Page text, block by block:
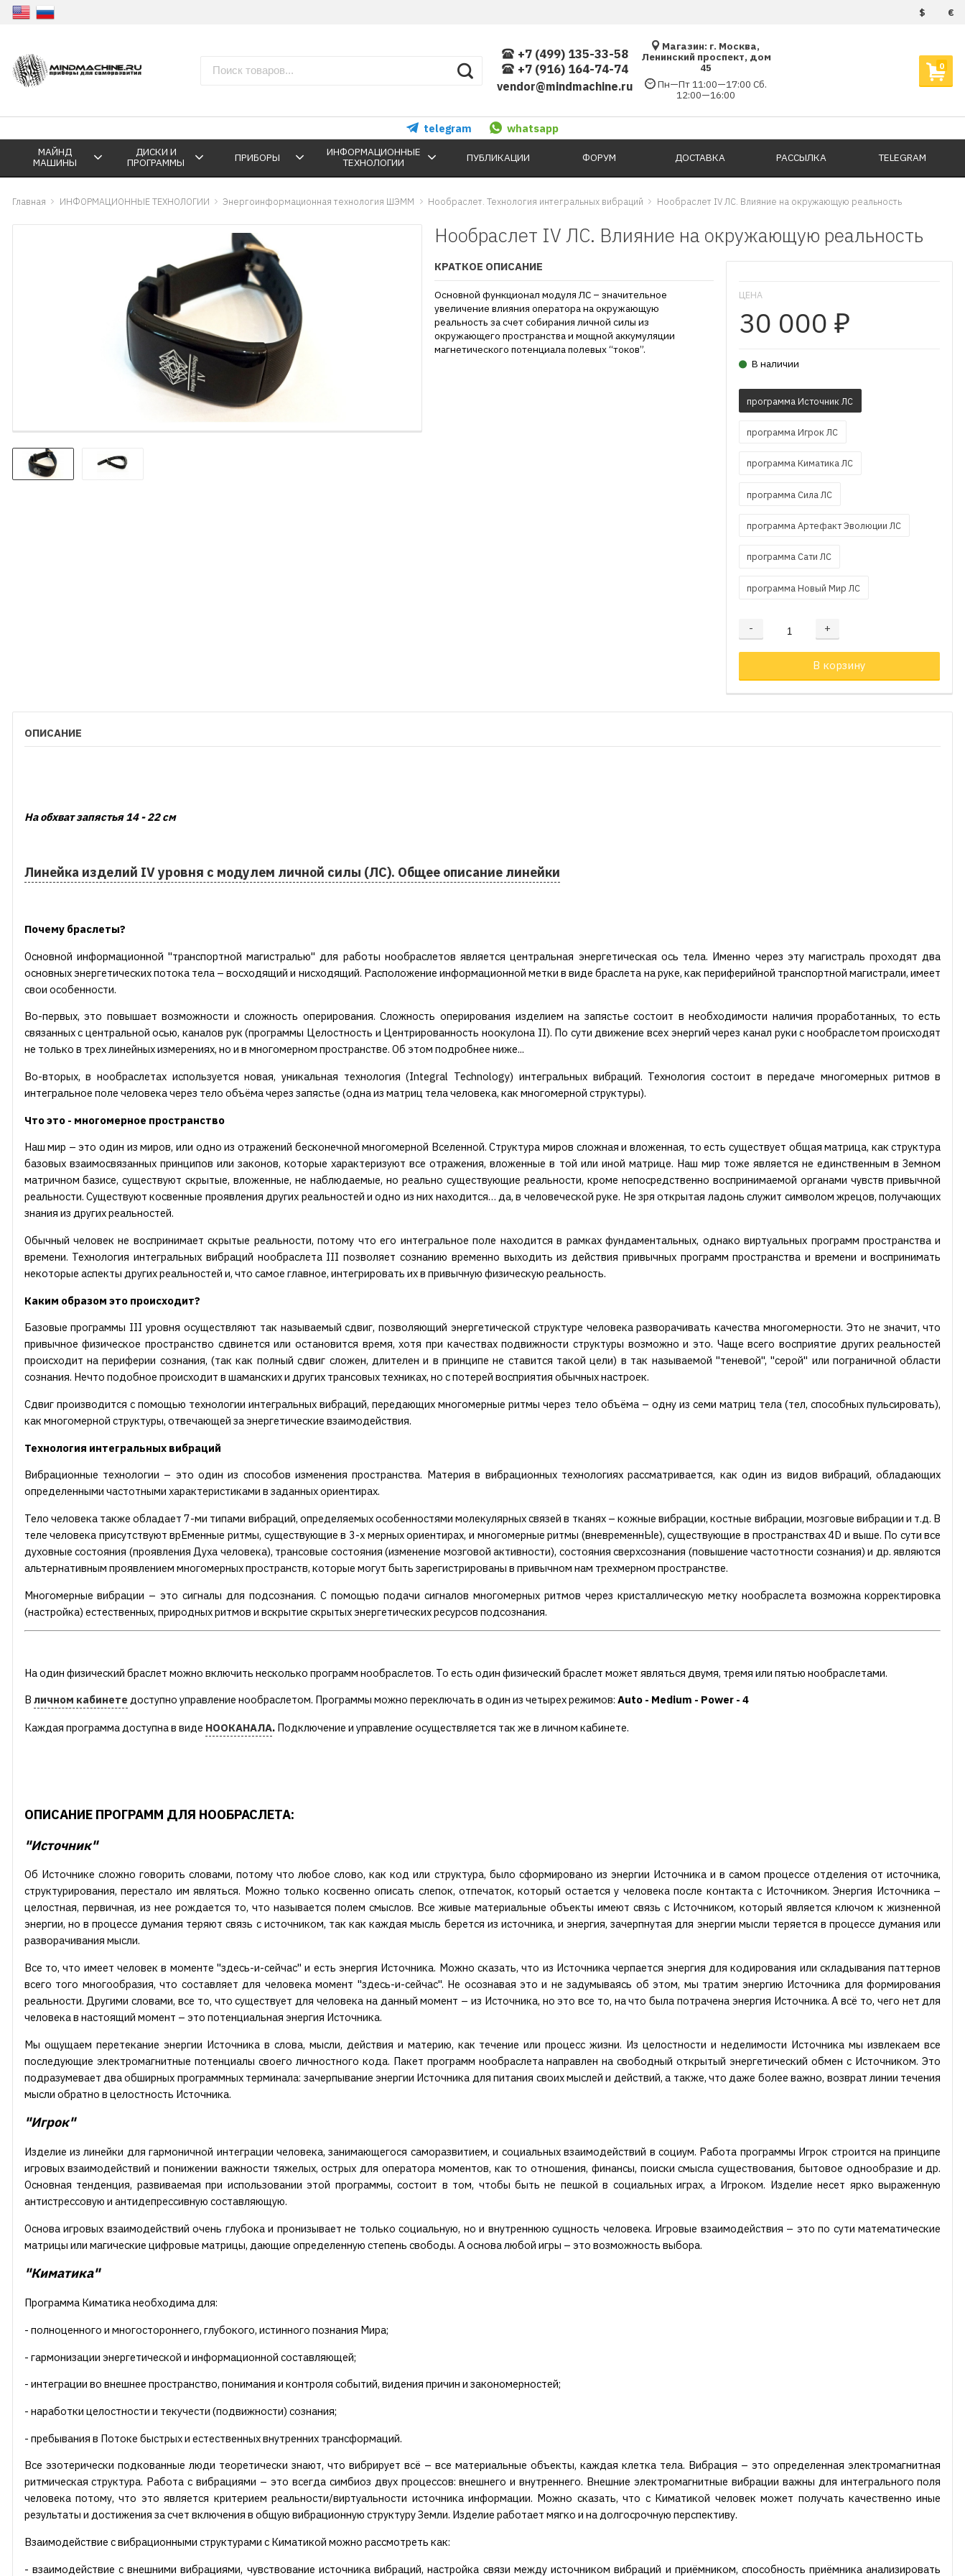
$ €
+7 (499) 135-33-58
+7 (916) 164-74-74
vendor@mindmachine.ru
Магазин: г. Москва,
Ленинский проспект, дом
45
Пн—Пт 11:00—17:00 Сб.
12:00—16:00
0
telegram whatsapp
МАЙНД
МАШИНЫ
ДИСКИ И
ПРОГРАММЫ
ПРИБОРЫ
ИНФОРМАЦИОННЫЕ
ТЕХНОЛОГИИ
ПУБЛИКАЦИИ ФОРУМ ДОСТАВКА РАССЫЛКА TELEGRAM
Главная ИНФОРМАЦИОННЫЕ ТЕХНОЛОГИИ Энергоинформационная технология ШЭММ Нообраслет. Технология интегральных вибраций Нообраслет IV ЛС. Влияние на окружающую реальность
Нообраслет IV ЛС. Влияние на окружающую реальность
ЦЕНА
30 000 ₽
В наличии
программа Источник ЛС
программа Игрок ЛС
программа Киматика ЛС
программа Сила ЛС
программа Артефакт Эволюции ЛС
программа Сати ЛС
программа Новый Мир ЛС
- +
Добавляется...
В корзину
Добавлен
КРАТКОЕ ОПИСАНИЕ
Основной функционал модуля ЛС – значительное
увеличение влияния оператора на окружающую
реальность за счет собирания личной силы из
окружающего пространства и мощной аккумуляции
магнетического потенциала полевых “токов”.
ОПИСАНИЕ
На обхват запястья 14 - 22 см
Линейка изделий IV уровня c модулем личной силы (ЛС). Общее описание линейки
Почему браслеты?
Основной информационной "транспортной магистралью" для работы нообраслетов является центральная энергетическая ось тела. Именно через эту магистраль проходят два
основных энергетических потока тела – восходящий и нисходящий. Расположение информационной метки в виде браслета на руке, как периферийной транспортной магистрали, имеет
свои особенности.
Во-первых, это повышает возможности и сложность оперирования. Сложность оперирования изделием на запястье состоит в необходимости наличия проработанных, то есть
связанных с центральной осью, каналов рук (программы Целостность и Центрированность ноокулона II). По сути движение всех энергий через канал руки с нообраслетом происходят
не только в трех линейных измерениях, но и в многомерном пространстве. Об этом подробнее ниже...
Во-вторых, в нообраслетах используется новая, уникальная технология (Integral Technology) интегральных вибраций. Технология состоит в передаче многомерных ритмов в
интегральное поле человека через тело объёма через запястье (одна из матриц тела человека, как многомерной структуры).
Что это - многомерное пространство
Наш мир – это один из миров, или одно из отражений бесконечной многомерной Вселенной. Структура миров сложная и вложенная, то есть существует общая матрица, как структура
базовых взаимосвязанных принципов или законов, которые характеризуют все отражения, вложенные в той или иной матрице. Наш мир тоже является не единственным в Земном
матричном базисе, существуют скрытые, вложенные, не наблюдаемые, но реально существующие реальности, кроме непосредственно воспринимаемой органами чувств привычной
реальности. Существуют косвенные проявления других реальностей и одно из них находится… да, в человеческой руке. Не зря открытая ладонь служит символом жрецов, получающих
знания из других реальностей.
Обычный человек не воспринимает скрытые реальности, потому что его интегральное поле находится в рамках фундаментальных, однако виртуальных программ пространства и
времени. Технология интегральных вибраций нообраслета III позволяет сознанию временно выходить из действия привычных программ пространства и времени и воспринимать
некоторые аспекты других реальностей и, что самое главное, интегрировать их в привычную физическую реальность.
Каким образом это происходит?
Базовые программы III уровня осуществляют так называемый сдвиг, позволяющий энергетической структуре человека разворачивать качества многомерности. Это не значит, что
привычное физическое пространство сдвинется или остановится время, хотя при качествах подвижности структуры возможно и это. Чаще всего восприятие других реальностей
происходит на периферии сознания, (так как полный сдвиг сложен, длителен и в принципе не ставится такой цели) в так называемой "теневой", "серой" или пограничной области
сознания. Нечто подобное происходит в шаманских и других трансовых техниках, но с потерей восприятия обычных настроек.
Сдвиг производится с помощью технологии интегральных вибраций, передающих многомерные ритмы через тело объёма – одну из семи матриц тела (тел, способных пульсировать),
как многомерной структуры, отвечающей за энергетические взаимодействия.
Технология интегральных вибраций
Вибрационные технологии – это один из способов изменения пространства. Материя в вибрационных технологиях рассматривается, как один из видов вибраций, обладающих
определенными частотными характеристиками в заданных ориентирах.
Тело человека также обладает 7-ми типами вибраций, определяемых особенностями молекулярных связей в тканях – кожные вибрации, костные вибрации, мозговые вибрации и т.д. В
теле человека присутствуют врЕменные ритмы, существующие в 3-х мерных ориентирах, и многомерные ритмы (вневременнЫе), существующие в пространствах 4D и выше. По сути все
духовные состояния (проявления Духа человека), трансовые состояния (изменение мозговой активности), состояния сверхсознания (повышение частотности сознания) и др. являются
альтернативным проявлением многомерных пространств, которые могут быть зарегистрированы в привычном нам трехмерном пространстве.
Многомерные вибрации – это сигналы для подсознания. С помощью подачи сигналов многомерных ритмов через кристаллическую метку нообраслета возможна корректировка
(настройка) естественных, природных ритмов и вскрытие скрытых энергетических ресурсов подсознания.
На один физический браслет можно включить несколько программ нообраслетов. То есть один физический браслет может являться двумя, тремя или пятью нообраслетами.
В личном кабинете доступно управление нообраслетом. Программы можно переключать в один из четырех режимов: Auto - Medium - Power - 4
Каждая программа доступна в виде НООКАНАЛА. Подключение и управление осуществляется так же в личном кабинете.
ОПИСАНИЕ ПРОГРАММ ДЛЯ НООБРАСЛЕТА:
"Источник"
Об Источнике сложно говорить словами, потому что любое слово, как код или структура, было сформировано из энергии Источника и в самом процессе отделения от источника,
структурирования, перестало им являться. Можно только косвенно описать слепок, отпечаток, который остается у человека после контакта с Источником. Энергия Источника –
целостная, первичная, из нее рождается то, что называется полем смыслов. Все живые материальные объекты имеют связь с Источником, который является ключом к жизненной
энергии, но в процессе думания теряют связь с источником, так как каждая мысль берется из источника, и энергия, зачерпнутая для энергии мысли теряется в процессе думания или
разворачивания мысли.
Все то, что имеет человек в моменте "здесь-и-сейчас" и есть энергия Источника. Можно сказать, что из Источника черпается энергия для кодирования или складывания паттернов
всего того многообразия, что составляет для человека момент "здесь-и-сейчас". Не осознавая это и не задумываясь об этом, мы тратим энергию Источника для формирования
реальности. Другими словами, все то, что существует для человека на данный момент – из Источника, но это все то, на что была потрачена энергия Источника. А всё то, чего нет для
человека в настоящий момент – это потенциальная энергия Источника.
Мы ощущаем перетекание энергии Источника в слова, мысли, действия и материю, как течение или процесс жизни. Из целостности и неделимости Источника мы извлекаем все
последующие электромагнитные потенциалы своего личностного кода. Пакет программ нообраслета направлен на свободный открытый энергетический обмен с Источником. Это
подразумевает два обширных программных терминала: зачерпывание энергии Источника для питания своих мыслей и действий, а также, что даже более важно, возврат линии течения
мысли обратно в целостность Источника.
"Игрок"
Изделие из линейки для гармоничной интеграции человека, занимающегося саморазвитием, и социальных взаимодействий в социум. Работа программы Игрок строится на принципе
игровых взаимодействий и понижении важности тяжелых, острых для оператора моментов, как то отношения, финансы, поиски смысла существования, бытовое однообразие и др.
Основная тенденция, развиваемая при использовании этой программы, состоит в том, чтобы быть не пешкой в социальных играх, а Игроком. Изделие несет ярко выраженную
антистрессовую и антидепрессивную составляющую.
Основа игровых взаимодействий очень глубока и пронизывает не только социальную, но и внутреннюю сущность человека. Игровые взаимодействия – это по сути математические
матрицы или магические цифровые матрицы, дающие определенную степень свободы. А основа любой игры – это возможность выбора.
"Киматика"
Программа Киматика необходима для:
- полноценного и многостороннего, глубокого, истинного познания Мира;
- гармонизации энергетической и информационной составляющей;
- интеграции во внешнее пространство, понимания и контроля событий, видения причин и закономерностей;
- наработки целостности и текучести (подвижности) сознания;
- пребывания в Потоке быстрых и естественных внутренних трансформаций.
Все эзотерически подкованные люди теоретически знают, что вибрирует всё – все материальные объекты, каждая клетка тела. Вибрация – это определенная электромагнитная
ритмическая структура. Работа с вибрациями – это всегда симбиоз двух процессов: внешнего и внутреннего. Внешние электромагнитные вибрации важны для интегрального поля
человека потому, что это является критерием реальности/виртуальности источника информации. Можно сказать, что с Киматикой человек может получать качественно иные
результаты и достижения за счет включения в общую вибрационную структуру Земли. Изделие работает мягко и на долгосрочную перспективу.
Взаимодействие с вибрационными структурами с Киматикой можно рассмотреть как:
- взаимодействие с внешними вибрациями, чувствование источника вибраций, настройка связи между источником вибраций и приёмником, способность приёмника анализировать